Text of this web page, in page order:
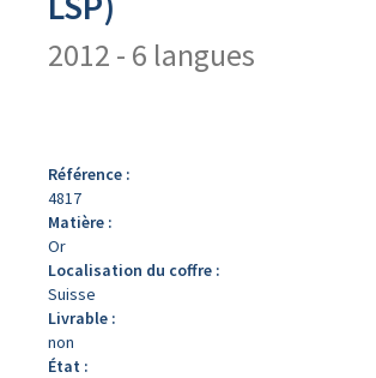
2012 - 6 langues
Référence :
4817
Matière :
Or
Localisation du coffre :
Suisse
Livrable :
non
État :